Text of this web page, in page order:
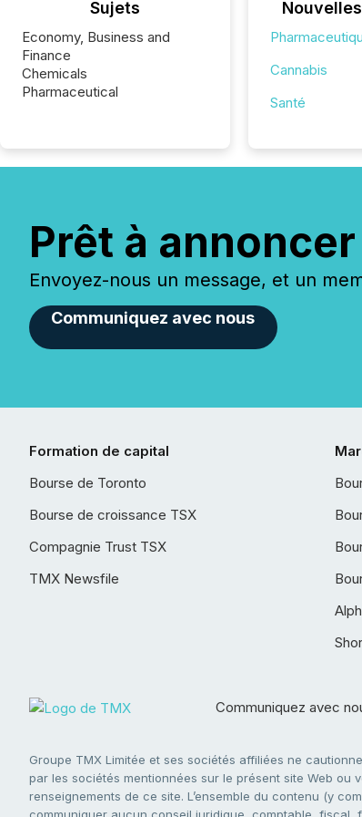
Sujets
Economy, Business and
Finance
Chemicals
Pharmaceutical
Cannabis
Santé
Prêt à
Envoyez-nous un message, et un
Communiquez avec nous
Formation de capital
Bourse de Toronto
Bourse de croissance TSX
Compagnie Trust TSX
TMX Newsfile
Communiquez avec
Groupe TMX Limitée et ses sociétés affiliées ne
par les sociétés mentionnées sur le présent site Web ou
renseignements de ce site. L’ensemble du contenu (y